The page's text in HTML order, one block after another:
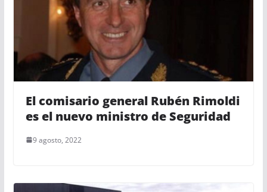
El comisario general Rubén Rimoldi
es el nuevo ministro de Seguridad
9 agosto, 2022